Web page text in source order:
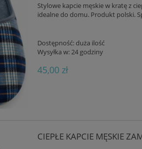
Stylowe kapcie męskie w kratę z
idealne do domu. Produkt polski.
Dostępność: duża ilość
Wysyłka w:24 godziny
45,00 zł
CIEPŁE KAPCIE MĘSKIE